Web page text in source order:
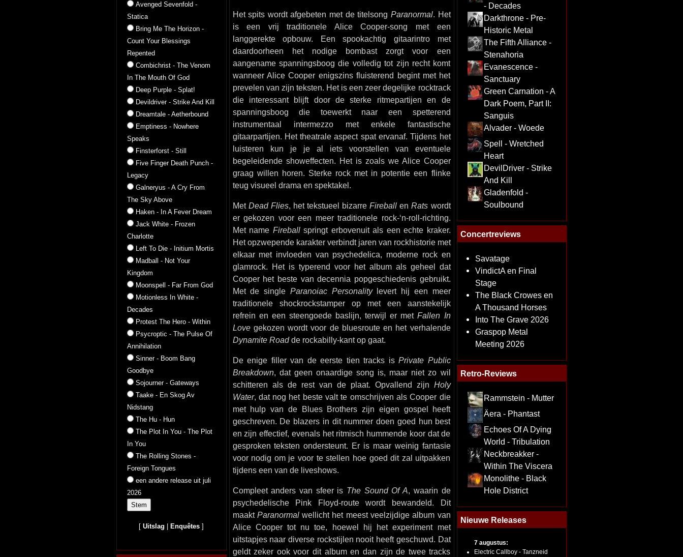
Avenged Sevenfold -
Statica
Bring Me The Horizon -
Count Your Blessings
Repented
Combichrist - The Venom
In The Mouth Of God
Deep Purple - Splat!
Devildriver - Strike And Kill
Dreamtale - Aetherbound
Emptiness - Nowhere
Speaks
Finsterforst - Still
Five Finger Death Punch -
Legacy
Galneryus - A Cry From
The Sky Above
Haken - In A Fever Dream
Jack White - Frozen
Charlotte
Left To Die - Initium Mortis
Madball - Not Your
Kingdom
Moonspell - Far From God
Motionless In White -
Decades
Protest The Hero - Within
Psycroptic - The Pulse Of
Annihilation
Sinner - Boom Bang
Goodbye
Sojourner - Gateways
Taake - En Skog Av
Nidstang
The Hu - Hun
The Plot In You - The Plot
In You
The Rolling Stones -
Foreign Tongues
een andere release uit juli
2026
[Uitslag Enquêtes ]
Het spits wordt afgebeten met de titelsong Paranormal. Het
is een vrij traditionele Alice Cooper-song met een
langgerekte opbouw. Een spookachtig gitaarintro met
daardoorheen het nodige bombast zorgt voor een
aangename spanningsboog die volledig tot zijn recht komt
wanneer Alice Cooper enigszins fluisterend begint met het
prevelen van zijn teksten. Het is een zeer degelijke rocktrack
die interessant blijft door de sterke ritmepartijen en de
spanningsboog die toewerkt naar een spetterend
instrumentaal intermezzo met enkele fantastische
gitaarpartijen. Het theatrale aspect spat ervanaf. Tijdens het
luisteren kun je je al iets voorstellen van eventuele
begeleidende showeffecten. Het is zoals we Alice Cooper
graag willen horen. Sterke rock met in potentie een flinke
teug visueel drama en spektakel.
Met Dead Flies, het tekstueel bizarreFireball enRats wordt
er gekozen voor een meer traditionele rock-‘n-roll-richting.
Met name Fireballspringt erbovenuit als een echte kraker.
Het opzwepende karakter verbindt jaren van rockhistorie met
elkaar met invloeden van psychedelica, moderne rock en
glamrock. Het is typerend voor het album als geheel dat
Cooper het beste van decennia popgeschiedenis gebruikt.
Met de single Paranoiac Personalitylevert hij een meer
traditionele shockrockstamper op met een aanstekelijk
refrein en een steengoede baslijn, terwijl er metFallen In
Lovegekozen wordt voor de bluesroute en het verhalende
Dynamite Roadde rockabilly-kant op gaat.
De enige filler van de eerste tien tracks is Private Public
Breakdown, dat geen onaardige song is, maar niet zo wil
schitteren als de rest van de plaat. Opvallend zijn Holy
Water, dat nog het beste valt te omschrijven als Cooper die
met hulp van de Blues Brothers zijn eigen gospel heeft
geschreven. De blazers in dit nummer doen goed hun best
en zijn effectief, evenals het ritmisch hummende koor dat de
gesproken teksten ondersteunt. Er is maar weinig fantasie
voor nodig om je voor te stellen hoe goed dit zal uitpakken
tijdens een van de liveshows.
Compleet anders van sfeer is The Sound Of A, waarin de
psychedelische Pink Floyd-route wordt bewandeld. Dit
maakt Paranormalwellicht het meest veelzijdige album van
Alice Cooper tot nu toe, hoewel hij het experiment met
uitstapjes naar diverse rockstijlen nooit heeft geschuwd. Dat
geldt zeker ook voor dit album en dan zijn de twee tracks
- Decades
Darkthrone - Pre-
Historic Metal
The Fifth Alliance -
Stenahoria
Evanescence -
Sanctuary
Green Carnation - A
Dark Poem, Part II:
Sanguis
Alvader - Woede
Spell - Wretched
Heart
DevilDriver - Strike
And Kill
Gladenfold -
Soulbound
Concertreviews
Savatage
VindictA en Final
Stage
The Black Crowes en
A Thousand Horses
Into The Grave 2026
Graspop Metal
Meeting 2026
Retro-Reviews
Rammstein - Mutter
Äera - Phantast
Echoes Of A Dying
World - Tribulation
Neckbreakker -
Within The Viscera
Monolithe - Black
Hole District
Nieuwe Releases
7 augustus:
Electric Callboy - Tanzneid